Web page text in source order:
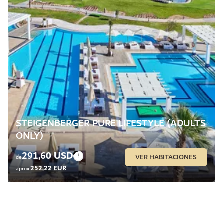
STEIGENBERGER PURE LIFESTYLE (ADULTS
ONLY)
de291,60 USD
aprox.252,22 EUR
VER HABITACIONES